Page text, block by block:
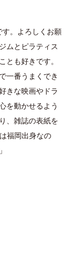
す。よろしくお願
ムとピラティス
とも好きです。
一番うまくでき
きな映画やドラ
を動かせるよう
、雑誌の表紙を
福岡出身なの